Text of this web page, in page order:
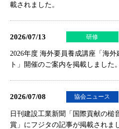
載されました。
2026/07/13 研修
2026年度 海外要員養成講座「海
ト」開催のご案内を掲載しました。
2026/07/08 協会ニュース
日刊建設工業新聞「国際貢献の槌
賞」にフジタの記事が掲載されま